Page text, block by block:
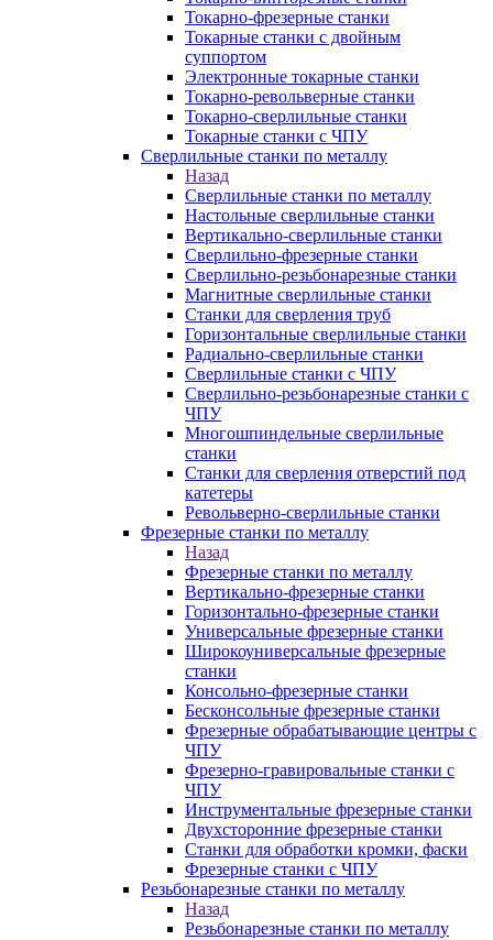
Токарно-фрезерные станки
Токарные станки с двойным
суппортом
Электронные токарные станки
Токарно-револьверные станки
Токарно-сверлильные станки
Токарные станки с ЧПУ
Сверлильные станки по металлу
Назад
Сверлильные станки по металлу
Настольные сверлильные станки
Вертикально-сверлильные станки
Сверлильно-фрезерные станки
Сверлильно-резьбонарезные станки
Магнитные сверлильные станки
Станки для сверления труб
Горизонтальные сверлильные станки
Радиально-сверлильные станки
Сверлильные станки с ЧПУ
Сверлильно-резьбонарезные станки с
ЧПУ
Многошпиндельные сверлильные
станки
Станки для сверления отверстий под
катетеры
Револьверно-сверлильные станки
Фрезерные станки по металлу
Назад
Фрезерные станки по металлу
Вертикально-фрезерные станки
Горизонтально-фрезерные станки
Универсальные фрезерные станки
Широкоуниверсальные фрезерные
станки
Консольно-фрезерные станки
Бесконсольные фрезерные станки
Фрезерные обрабатывающие центры с
ЧПУ
Фрезерно-гравировальные станки с
ЧПУ
Инструментальные фрезерные станки
Двухсторонние фрезерные станки
Станки для обработки кромки, фаски
Фрезерные станки с ЧПУ
Резьбонарезные станки по металлу
Назад
Резьбонарезные станки по металлу